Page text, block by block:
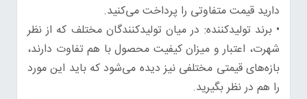
دارید قیمت متفاوتی را پرداخت می‌کنید.
• برند تولیدکننده: در میان تولیدکنندگان مختلف که از نظر
شهرت، اعتبار و میزان کیفیت محصول با هم تفاوت دارند،
بازه‌های قیمتی مختلفی نیز دیده می‌شود که باید این مورد
را هم در نظر بگیرید.